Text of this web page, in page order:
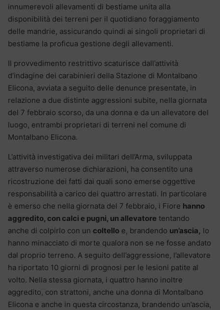
innumerevoli allevamenti di bestiame unita alla
disponibilità dei terreni per il quotidiano foraggiamento
delle mandrie, assicurando quindi ai singoli proprietari di
bestiame la proficua gestione degli allevamenti.
Il provvedimento restrittivo scaturisce dall’attività
d’indagine dei carabinieri della Stazione di Montalbano
Elicona, avviata a seguito delle denunce presentate, in
relazione a due distinte aggressioni subite, nella giornata
del 7 febbraio scorso, da una donna e da un allevatore del
luogo, entrambi proprietari di terreni nel comune di
Montalbano Elicona.
L’attività investigativa dei militari dell’Arma, sviluppata
attraverso numerose dichiarazioni, ha consentito una
ricostruzione dei fatti dai quali sono emerse oggettive
responsabilità a carico dei quattro arrestati. In particolare
è emerso che nella giornata del 7 febbraio, i Fiore hanno
aggredito, con calci e pugni, un allevatore tentando
anche di colpirlo con un coltello e, brandendo un’ascia, lo
hanno minacciato di morte qualora non se ne fosse andato
dal proprio terreno. A seguito dell’aggressione, l’allevatore
ha riportato 10 giorni di prognosi per le lesioni patite al
volto. Nella stessa giornata, i quattro hanno inoltre
aggredito, con strattoni, anche una donna di Montalbano
Elicona e anche in questa circostanza, brandendo un’ascia,